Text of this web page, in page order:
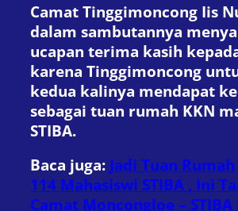
Camat Tinggimoncong Iis
dalam sambutannya
ucapan terima kasih
karena Tinggimoncong
kedua kalinya mendapat
sebagai tuan rumah KKN
STIBA.
Baca juga: Jadi Tuan
114 Mahasiswi STIBA , Ini
Camat Moncongloe –